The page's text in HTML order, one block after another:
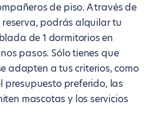
de piso. A través de
reserva, podrás alquilar tu
de 1 dormitorios en
pasos. Sólo tienes que
adapten a tus criterios, como
presupuesto preferido, las
mascotas y los servicios